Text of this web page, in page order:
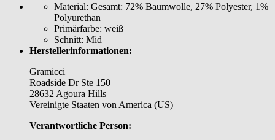
Material: Gesamt: 72% Baumwolle, 27% Polyester, 1%
Polyurethan
Primärfarbe: weiß
Schnitt: Mid
Herstellerinformationen:
Gramicci
Roadside Dr Ste 150
28632 Agoura Hills
Vereinigte Staaten von America (US)
Verantwortliche Person: